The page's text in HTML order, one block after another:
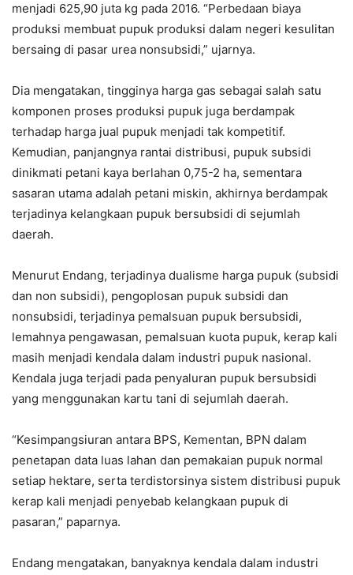
menjadi 625,90 juta kg pada 2016. “Perbedaan biaya
produksi membuat pupuk produksi dalam negeri kesulitan
bersaing di pasar urea nonsubsidi,” ujarnya.
Dia mengatakan, tingginya harga gas sebagai salah satu
komponen proses produksi pupuk juga berdampak
terhadap harga jual pupuk menjadi tak kompetitif.
Kemudian, panjangnya rantai distribusi, pupuk subsidi
dinikmati petani kaya berlahan 0,75-2 ha, sementara
sasaran utama adalah petani miskin, akhirnya berdampak
terjadinya kelangkaan pupuk bersubsidi di sejumlah
daerah.
Menurut Endang, terjadinya dualisme harga pupuk (subsidi
dan non subsidi), pengoplosan pupuk subsidi dan
nonsubsidi, terjadinya pemalsuan pupuk bersubsidi,
lemahnya pengawasan, pemalsuan kuota pupuk, kerap kali
masih menjadi kendala dalam industri pupuk nasional.
Kendala juga terjadi pada penyaluran pupuk bersubsidi
yang menggunakan kartu tani di sejumlah daerah.
“Kesimpangsiuran antara BPS, Kementan, BPN dalam
penetapan data luas lahan dan pemakaian pupuk normal
setiap hektare, serta terdistorsinya sistem distribusi pupuk
kerap kali menjadi penyebab kelangkaan pupuk di
pasaran,” paparnya.
Endang mengatakan, banyaknya kendala dalam industri